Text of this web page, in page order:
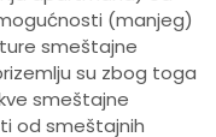
(manjeg)
smeštajne
su zbog toga
smeštajne
od smeštajnih